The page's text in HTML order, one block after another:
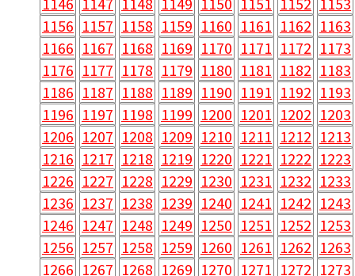
1156 1157 1158 1159 1160 1161 1162 1163
1166 1167 1168 1169 1170 1171 1172 1173
1176 1177 1178 1179 1180 1181 1182 1183
1186 1187 1188 1189 1190 1191 1192 1193
1196 1197 1198 1199 1200 1201 1202 1203
1206 1207 1208 1209 1210 1211 1212 1213
1216 1217 1218 1219 1220 1221 1222 1223
1226 1227 1228 1229 1230 1231 1232 1233
1236 1237 1238 1239 1240 1241 1242 1243
1246 1247 1248 1249 1250 1251 1252 1253
1256 1257 1258 1259 1260 1261 1262 1263
1266 1267 1268 1269 1270 1271 1272 1273